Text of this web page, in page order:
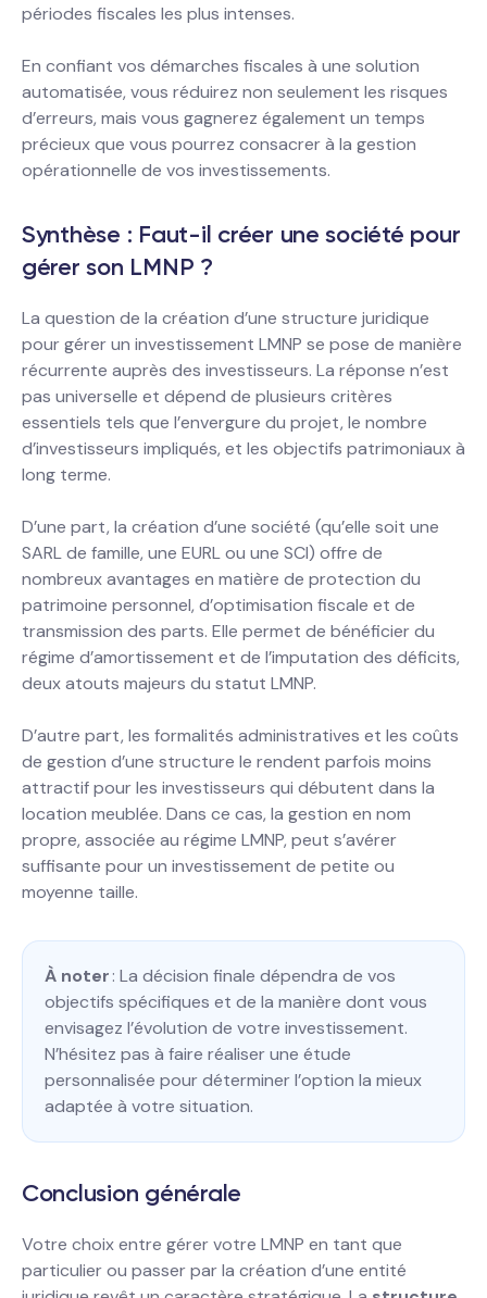
périodes fiscales les plus intenses.
En confiant vos démarches fiscales à une solution
automatisée, vous réduirez non seulement les risques
d’erreurs, mais vous gagnerez également un temps
précieux que vous pourrez consacrer à la gestion
opérationnelle de vos investissements.
Synthèse : Faut-il créer une société pour
gérer son LMNP ?
La question de la création d’une structure juridique
pour gérer un investissement LMNP se pose de manière
récurrente auprès des investisseurs. La réponse n’est
pas universelle et dépend de plusieurs critères
essentiels tels que l’envergure du projet, le nombre
d’investisseurs impliqués, et les objectifs patrimoniaux à
long terme.
D’une part, la création d’une société (qu’elle soit une
SARL de famille, une EURL ou une SCI) offre de
nombreux avantages en matière de protection du
patrimoine personnel, d’optimisation fiscale et de
transmission des parts. Elle permet de bénéficier du
régime d’amortissement et de l’imputation des déficits,
deux atouts majeurs du statut LMNP.
D’autre part, les formalités administratives et les coûts
de gestion d’une structure le rendent parfois moins
attractif pour les investisseurs qui débutent dans la
location meublée. Dans ce cas, la gestion en nom
propre, associée au régime LMNP, peut s’avérer
suffisante pour un investissement de petite ou
moyenne taille.
À noter: La décision finale dépendra de vos
objectifs spécifiques et de la manière dont vous
envisagez l’évolution de votre investissement.
N’hésitez pas à faire réaliser une étude
personnalisée pour déterminer l’option la mieux
adaptée à votre situation.
Conclusion générale
Votre choix entre gérer votre LMNP en tant que
particulier ou passer par la création d’une entité